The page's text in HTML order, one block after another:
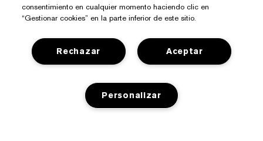
¿Necesitas Ayuda?
consentimiento en cualquier momento haciendo clic en
“Gestionar cookies” en la parte inferior de este sitio.
Aceptar
Rechazar
Personalizar